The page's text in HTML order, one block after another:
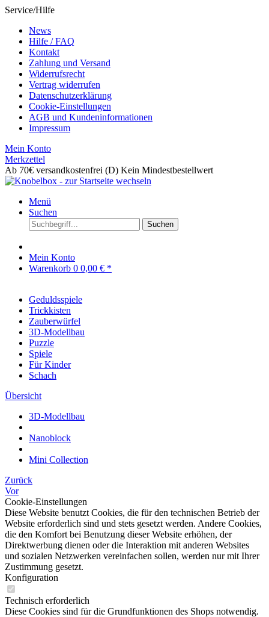
Service/Hilfe
News
Hilfe / FAQ
Kontakt
Zahlung und Versand
Widerrufsrecht
Vertrag widerrufen
Datenschutzerklärung
Cookie-Einstellungen
AGB und Kundeninformationen
Impressum
Mein Konto
Merkzettel
Ab 70€ versandkostenfrei (D) Kein Mindestbestellwert
Menü
Suchen
Suchen
Mein Konto
Warenkorb 0 0,00 € *
Geduldsspiele
Trickkisten
Zauberwürfel
3D-Modellbau
Puzzle
Spiele
Für Kinder
Schach
Übersicht
3D-Modellbau
Nanoblock
Mini Collection
Zurück
Vor
Cookie-Einstellungen
Diese Website benutzt Cookies, die für den technischen Betrieb der
Website erforderlich sind und stets gesetzt werden. Andere Cookies,
die den Komfort bei Benutzung dieser Website erhöhen, der
Direktwerbung dienen oder die Interaktion mit anderen Websites
und sozialen Netzwerken vereinfachen sollen, werden nur mit Ihrer
Zustimmung gesetzt.
Konfiguration
Technisch erforderlich
Diese Cookies sind für die Grundfunktionen des Shops notwendig.